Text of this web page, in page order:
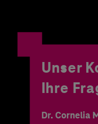
Unser
Ihre
Dr. Cornelia